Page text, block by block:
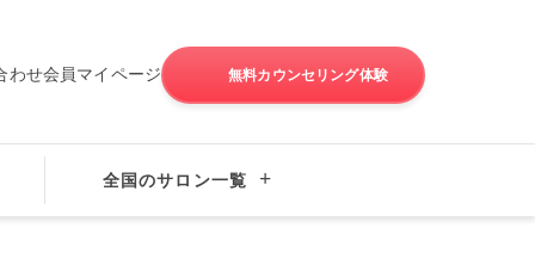
わせ会員マイページ 無料カウンセリング体験
全国のサロン一覧
タビュー・婚活体験談